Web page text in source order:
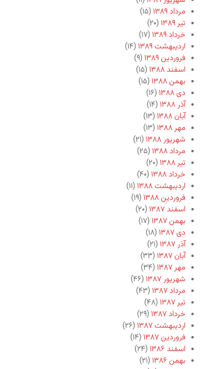
مرداد ۱۳۸۹
(۱۵)
تیر ۱۳۸۹
(۲۰)
خرداد ۱۳۸۹
(۱۷)
اردیبهشت ۱۳۸۹
(۱۴)
فروردین ۱۳۸۹
(۹)
اسفند ۱۳۸۸
(۱۵)
بهمن ۱۳۸۸
(۱۵)
دی ۱۳۸۸
(۱۶)
آذر ۱۳۸۸
(۱۴)
آبان ۱۳۸۸
(۱۳)
مهر ۱۳۸۸
(۱۳)
شهریور ۱۳۸۸
(۲۱)
مرداد ۱۳۸۸
(۲۵)
تیر ۱۳۸۸
(۲۰)
خرداد ۱۳۸۸
(۴۰)
اردیبهشت ۱۳۸۸
(۱۱)
فروردین ۱۳۸۸
(۱۹)
اسفند ۱۳۸۷
(۲۰)
بهمن ۱۳۸۷
(۱۷)
دی ۱۳۸۷
(۱۸)
آذر ۱۳۸۷
(۲۱)
آبان ۱۳۸۷
(۳۳)
مهر ۱۳۸۷
(۳۴)
شهریور ۱۳۸۷
(۴۶)
مرداد ۱۳۸۷
(۴۳)
تیر ۱۳۸۷
(۴۸)
خرداد ۱۳۸۷
(۲۹)
اردیبهشت ۱۳۸۷
(۲۶)
فروردین ۱۳۸۷
(۱۴)
اسفند ۱۳۸۶
(۲۴)
بهمن ۱۳۸۶
(۲۱)